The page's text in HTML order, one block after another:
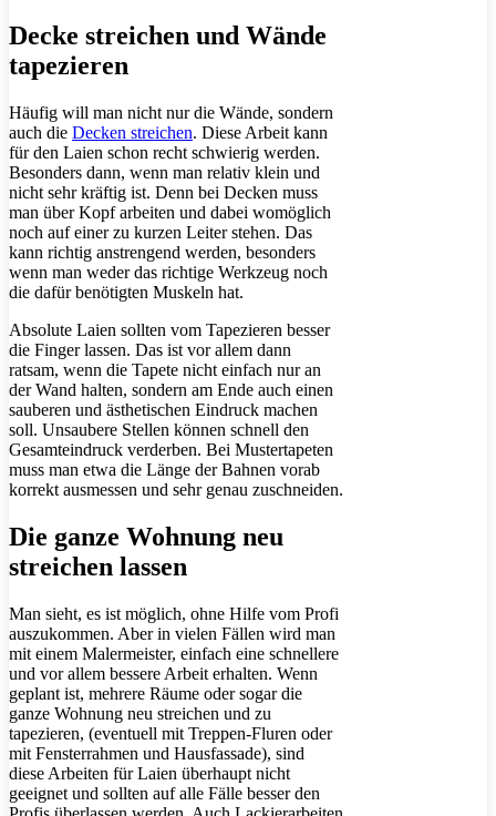
Decke streichen und Wände
tapezieren
Häufig will man nicht nur die Wände, sondern
auch die Decken streichen. Diese Arbeit kann
für den Laien schon recht schwierig werden.
Besonders dann, wenn man relativ klein und
nicht sehr kräftig ist. Denn bei Decken muss
man über Kopf arbeiten und dabei womöglich
noch auf einer zu kurzen Leiter stehen. Das
kann richtig anstrengend werden, besonders
wenn man weder das richtige Werkzeug noch
die dafür benötigten Muskeln hat.
Absolute Laien sollten vom Tapezieren besser
die Finger lassen. Das ist vor allem dann
ratsam, wenn die Tapete nicht einfach nur an
der Wand halten, sondern am Ende auch einen
sauberen und ästhetischen Eindruck machen
soll. Unsaubere Stellen können schnell den
Gesamteindruck verderben. Bei Mustertapeten
muss man etwa die Länge der Bahnen vorab
korrekt ausmessen und sehr genau zuschneiden.
Die ganze Wohnung neu
streichen lassen
Man sieht, es ist möglich, ohne Hilfe vom Profi
auszukommen. Aber in vielen Fällen wird man
mit einem Malermeister, einfach eine schnellere
und vor allem bessere Arbeit erhalten. Wenn
geplant ist, mehrere Räume oder sogar die
ganze Wohnung neu streichen und zu
tapezieren, (eventuell mit Treppen-Fluren oder
mit Fensterrahmen und Hausfassade), sind
diese Arbeiten für Laien überhaupt nicht
geeignet und sollten auf alle Fälle besser den